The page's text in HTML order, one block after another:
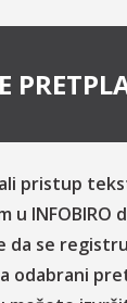
pristup
u INFOBIRO
da se
odabrani